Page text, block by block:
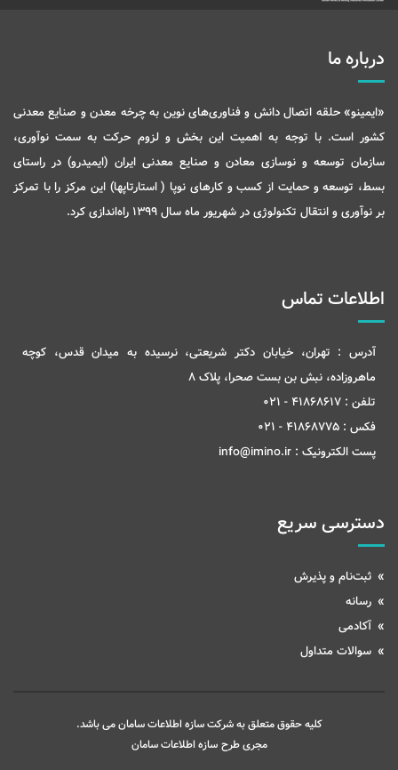
درباره ما
«ایمینو» حلقه اتصال دانش و فناوری‌های نوین به چرخه معدن و صنایع معدنی
کشور است. با توجه به اهمیت این بخش و لزوم حرکت به سمت نوآوری،
سازمان توسعه و نوسازی معادن و صنایع معدنی ایران (ایمیدرو) در راستای
بسط، توسعه و حمایت از کسب و کارهای نوپا ( استارتاپها) این مرکز را با تمرکز
بر نوآوری و انتقال تکنولوژی در شهریور ماه سال 1399 راه‌اندازی کرد.
اطلاعات تماس
آدرس : تهران، خیابان دکتر شریعتی، نرسیده به میدان قدس، کوچه
ماهروزاده، نبش بن بست صحرا، پلاک 8
تلفن : 41868617 - 021
فکس : 41868775 - 021
پست الکترونیک : info@imino.ir
دسترسی سریع
ثبت‌نام و پذیرش
رسانه
آکادمی
سوالات متداول
کلیه حقوق متعلق به شرکت سازه اطلاعات سامان می باشد.
مجری طرح سازه اطلاعات سامان